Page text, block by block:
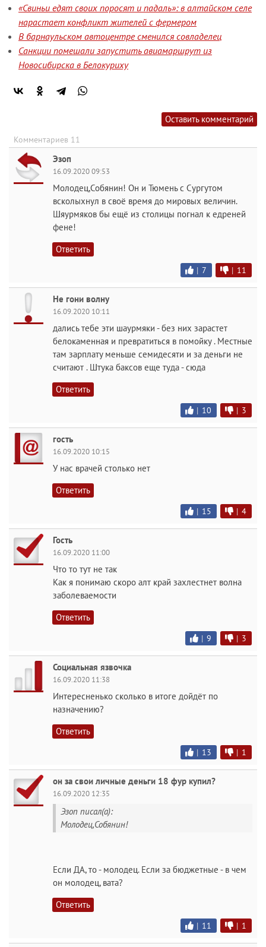
«Свиньи едят своих поросят и падаль»: в алтайском селе
нарастает конфликт жителей с фермером
В барнаульском автоцентре сменился совладелец
Санкции помешали запустить авиамаршрут из
Новосибирска в Белокуриху
Оставить комментарий
Комментариев 11
Эзоп
16.09.2020 09:53
Молодец,Собянин! Он и Тюмень с Сургутом
всколыхнул в своё время до мировых величин.
Шяурмяков бы ещё из столицы погнал к едреней
фене!
Ответить
| 7 | 11
Не гони волну
16.09.2020 10:11
дались тебе эти шаурмяки - без них зарастет
белокаменная и превратиться в помойку . Местные
там зарплату меньше семидесяти и за деньги не
считают . Штука баксов еще туда - сюда
Ответить
| 10 | 3
гость
16.09.2020 10:15
У нас врачей столько нет
Ответить
| 15 | 4
Гость
16.09.2020 11:00
Что то тут не так
Как я понимаю скоро алт край захлестнет волна
заболеваемости
Ответить
| 9 | 3
Социальная язвочка
16.09.2020 11:38
Интересненько сколько в итоге дойдёт по
назначению?
Ответить
| 13 | 1
он за свои личные деньги 18 фур купил?
16.09.2020 12:35
Эзоп писал(а):
Молодец,Собянин!
Если ДА, то - молодец. Если за бюджетные - в чем
он молодец, вата?
Ответить
| 11 | 1